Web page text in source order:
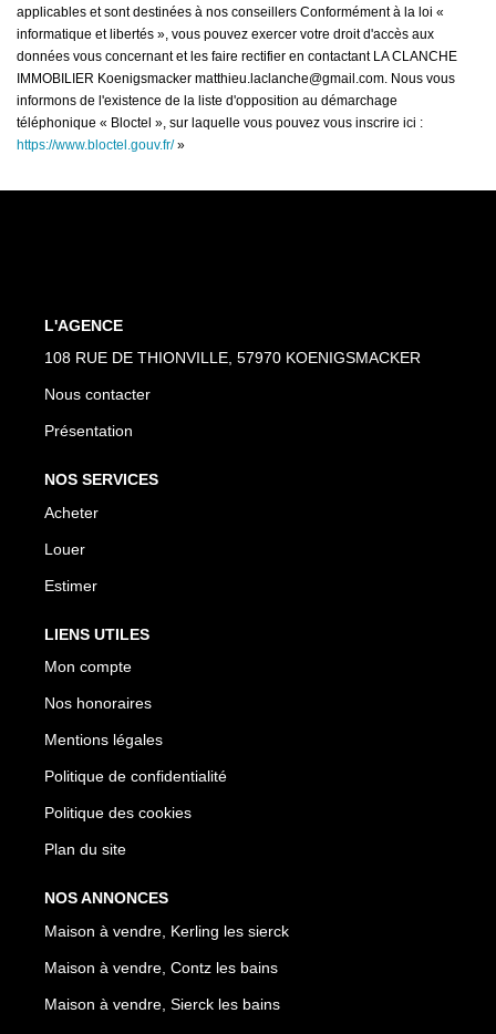
applicables et sont destinées à nos conseillers Conformément à la loi «
informatique et libertés », vous pouvez exercer votre droit d'accès aux
données vous concernant et les faire rectifier en contactant LA CLANCHE
IMMOBILIER Koenigsmacker matthieu.laclanche@gmail.com. Nous vous
informons de l'existence de la liste d'opposition au démarchage
téléphonique « Bloctel », sur laquelle vous pouvez vous inscrire ici :
https://www.bloctel.gouv.fr/»
L'AGENCE
108 RUE DE THIONVILLE, 57970 KOENIGSMACKER
Nous contacter
Présentation
NOS SERVICES
Acheter
Louer
Estimer
LIENS UTILES
Mon compte
Nos honoraires
Mentions légales
Politique de confidentialité
Politique des cookies
Plan du site
NOS ANNONCES
Maison à vendre, Kerling les sierck
Maison à vendre, Contz les bains
Maison à vendre, Sierck les bains